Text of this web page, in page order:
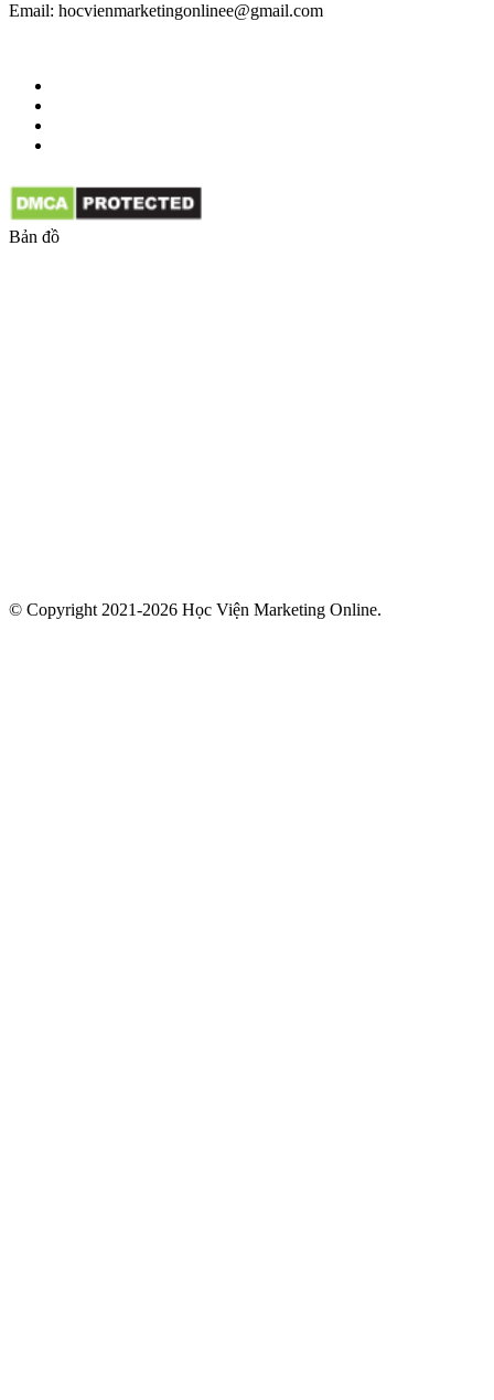
Email: hocvienmarketingonlinee@gmail.com
Bản đồ
© Copyright 2021-2026 Học Viện Marketing Online.